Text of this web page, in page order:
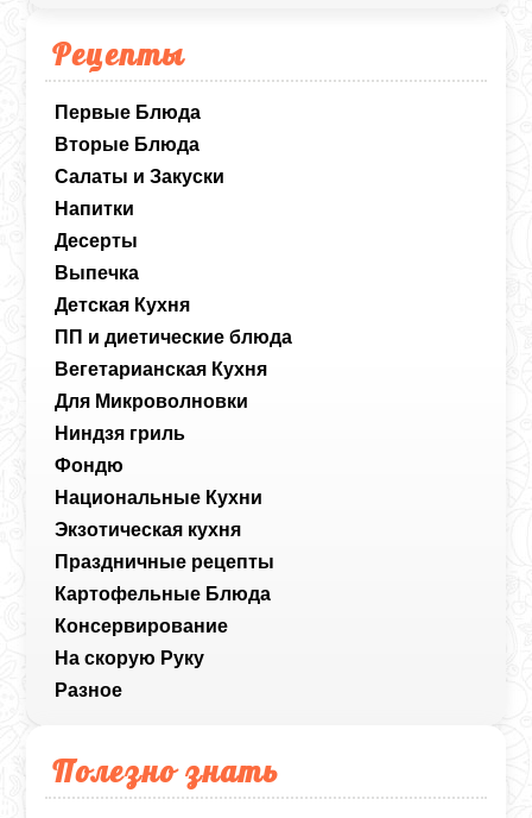
Рецепты
Первые Блюда
Вторые Блюда
Салаты и Закуски
Напитки
Десерты
Выпечка
Детская Кухня
ПП и диетические блюда
Вегетарианская Кухня
Для Микроволновки
Ниндзя гриль
Фондю
Национальные Кухни
Экзотическая кухня
Праздничные рецепты
Картофельные Блюда
Консервирование
На скорую Руку
Разное
Полезно знать